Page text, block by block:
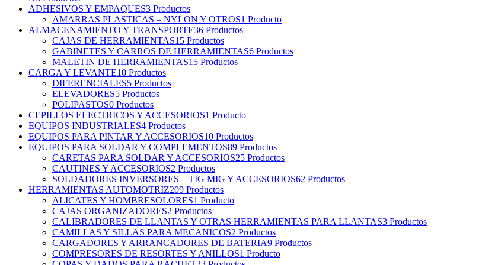
ADHESIVOS Y EMPAQUES3 Productos
AMARRAS PLASTICAS – NYLON Y OTROS1 Producto
ALMACENAMIENTO Y TRANSPORTE36 Productos
CAJAS DE HERRAMIENTAS15 Productos
GABINETES Y CARROS DE HERRAMIENTAS6 Productos
MALETIN DE HERRAMIENTAS15 Productos
CARGA Y LEVANTE10 Productos
DIFERENCIALES5 Productos
ELEVADORES5 Productos
POLIPASTOS0 Productos
CEPILLOS ELECTRICOS Y ACCESORIOS1 Producto
EQUIPOS INDUSTRIALES4 Productos
EQUIPOS PARA PINTAR Y ACCESORIOS10 Productos
EQUIPOS PARA SOLDAR Y COMPLEMENTOS89 Productos
CARETAS PARA SOLDAR Y ACCESORIOS25 Productos
CAUTINES Y ACCESORIOS2 Productos
SOLDADORES INVERSORES – TIG MIG Y ACCESORIOS62 Productos
HERRAMIENTAS AUTOMOTRIZ209 Productos
ALICATES Y HOMBRESOLORES1 Producto
CAJAS ORGANIZADORES2 Productos
CALIBRADORES DE LLANTAS Y OTRAS HERRAMIENTAS PARA LLANTAS3 Productos
CAMILLAS Y SILLAS PARA MECANICOS2 Productos
CARGADORES Y ARRANCADORES DE BATERIA9 Productos
COMPRESORES DE RESORTES Y ANILLOS1 Producto